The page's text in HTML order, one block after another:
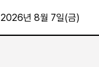
2026년 8월 7일(금)